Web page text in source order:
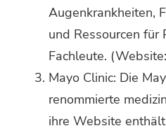
Augenkrankheiten,
und Ressourcen für
Fachleute. (Website:
Mayo Clinic: Die
renommierte
ihre Website